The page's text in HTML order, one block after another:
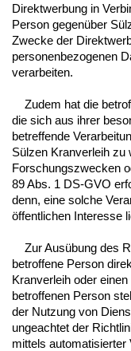
Direktwerbung in
Person gegenüber
Zwecke der
personenbezogenen
verarbeiten.
Zudem hat die
die sich aus ihrer
betreffende
Sülzen Kranverleih
Forschungszwecken
89 Abs. 1 DS-GVO
denn, eine solche
öffentlichen Interesse
Zur Ausübung des
betroffene Person
Kranverleih oder
betroffenen Person
der Nutzung von
ungeachtet der
mittels automatisierter